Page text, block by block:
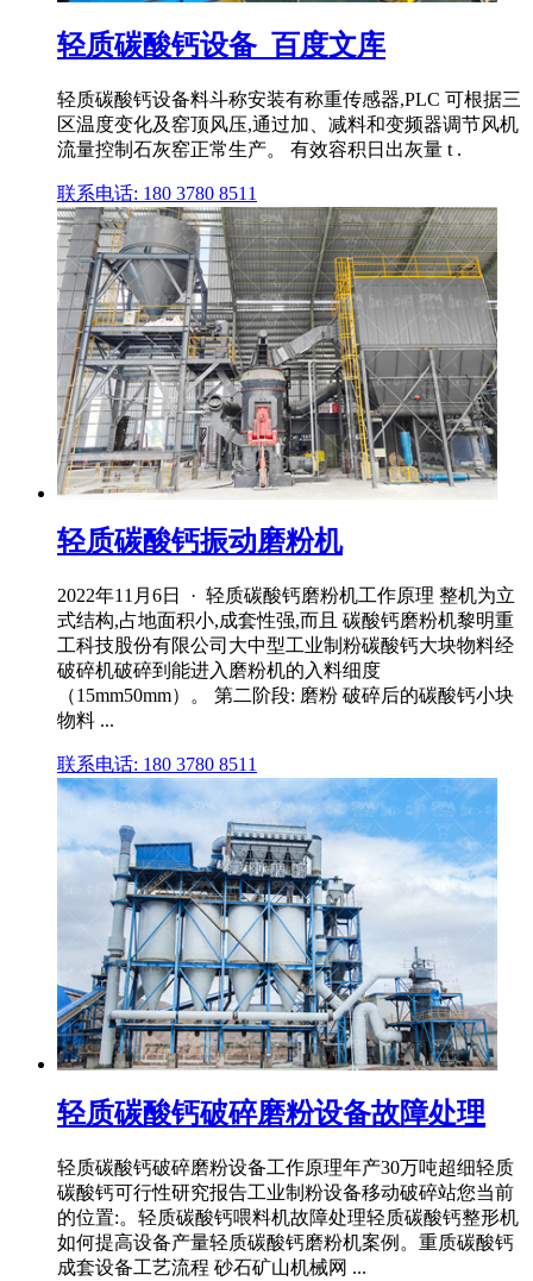
轻质碳酸钙设备_百度文库
轻质碳酸钙设备料斗称安装有称重传感器,PLC 可根据三
区温度变化及窑顶风压,通过加、减料和变频器调节风机
流量控制石灰窑正常生产。 有效容积日出灰量 t .
联系电话: 180 3780 8511
轻质碳酸钙振动磨粉机
2022年11月6日 · 轻质碳酸钙磨粉机工作原理 整机为立
式结构,占地面积小,成套性强,而且 碳酸钙磨粉机黎明重
工科技股份有限公司大中型工业制粉碳酸钙大块物料经
破碎机破碎到能进入磨粉机的入料细度
（15mm50mm）。 第二阶段: 磨粉 破碎后的碳酸钙小块
物料 ...
联系电话: 180 3780 8511
轻质碳酸钙破碎磨粉设备故障处理
轻质碳酸钙破碎磨粉设备工作原理年产30万吨超细轻质
碳酸钙可行性研究报告工业制粉设备移动破碎站您当前
的位置:。轻质碳酸钙喂料机故障处理轻质碳酸钙整形机
如何提高设备产量轻质碳酸钙磨粉机案例。重质碳酸钙
成套设备工艺流程 砂石矿山机械网 ...